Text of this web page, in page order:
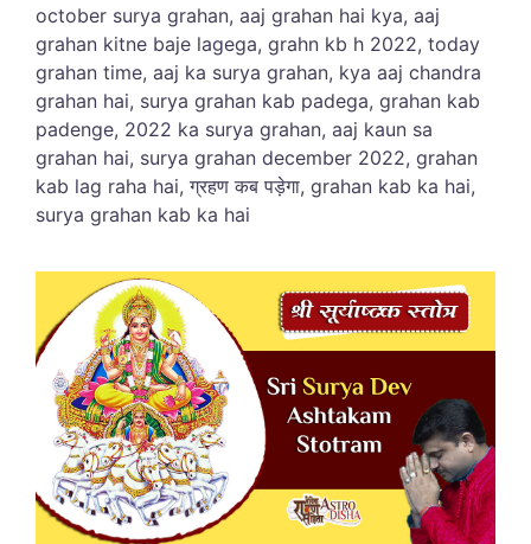
october surya grahan, aaj grahan hai kya, aaj
grahan kitne baje lagega, grahn kb h 2022, today
grahan time, aaj ka surya grahan, kya aaj chandra
grahan hai, surya grahan kab padega, grahan kab
padenge, 2022 ka surya grahan, aaj kaun sa
grahan hai, surya grahan december 2022, grahan
kab lag raha hai, ग्रहण कब पड़ेगा, grahan kab ka hai,
surya grahan kab ka hai